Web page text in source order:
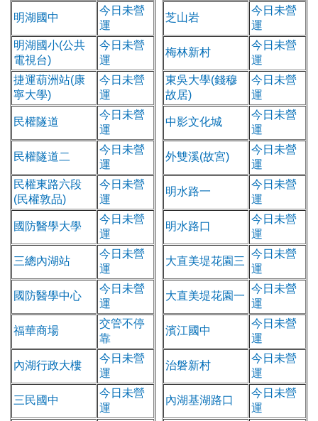
明湖國中
今日未營
運
明湖國小(公共
電視台)
今日未營
運
捷運葫洲站(康
寧大學)
今日未營
運
民權隧道
今日未營
運
民權隧道二
今日未營
運
民權東路六段
(民權敦品)
今日未營
運
國防醫學大學
今日未營
運
三總內湖站
今日未營
運
國防醫學中心
今日未營
運
福華商場
交管不停
靠
內湖行政大樓
今日未營
運
三民國中
今日未營
運
芝山岩
今日未營
運
梅林新村
今日未營
運
東吳大學(錢穆
故居)
今日未營
運
中影文化城
今日未營
運
外雙溪(故宮)
今日未營
運
明水路一
今日未營
運
明水路口
今日未營
運
大直美堤花園三
今日未營
運
大直美堤花園一
今日未營
運
濱江國中
今日未營
運
治磐新村
今日未營
運
內湖基湖路口
今日未營
運